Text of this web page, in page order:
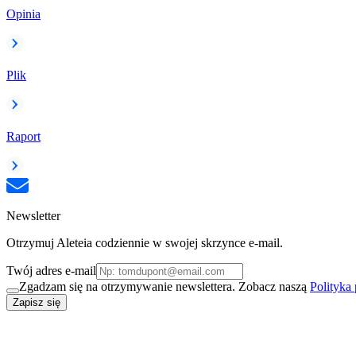
Opinia
Plik
Raport
Newsletter
Otrzymuj Aleteia codziennie w swojej skrzynce e-mail.
Twój adres e-mail
Zgadzam się na otrzymywanie newslettera. Zobacz naszą Polityka
Zapisz się